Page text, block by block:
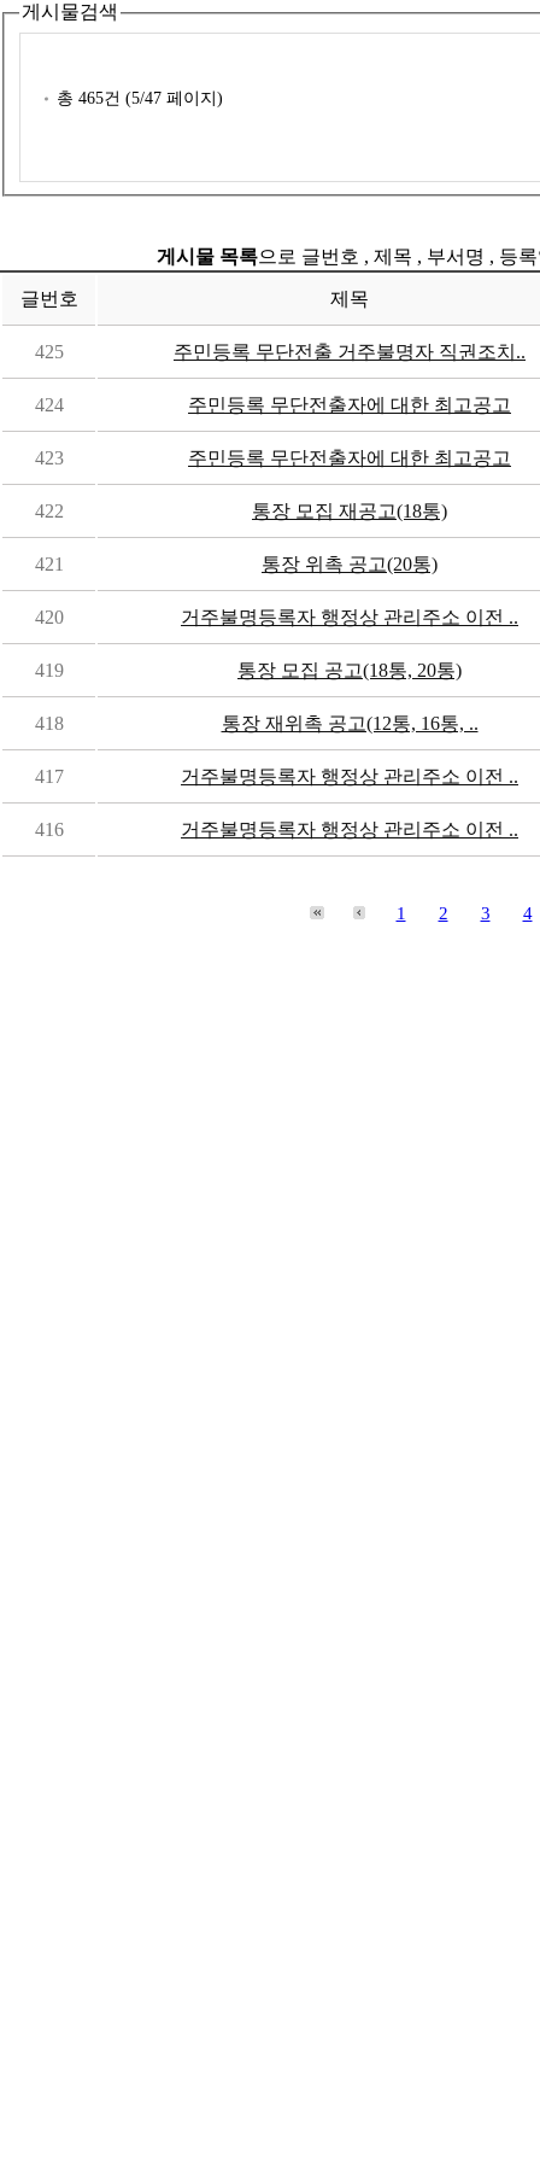
게시물검색
총 465건 (5/47 페이지)
게시물 목록으로 글번호 , 제목 , 부서명 , 등
글번호 제목
425 주민등록 무단전출 거주불명자 직권조치..
424 주민등록 무단전출자에 대한 최고공고
423 주민등록 무단전출자에 대한 최고공고
422 통장 모집 재공고(18통)
421 통장 위촉 공고(20통)
420 거주불명등록자 행정상 관리주소 이전 ..
419 통장 모집 공고(18통, 20통)
418 통장 재위촉 공고(12통, 16통, ..
417 거주불명등록자 행정상 관리주소 이전 ..
416 거주불명등록자 행정상 관리주소 이전 ..
1 2 3 4